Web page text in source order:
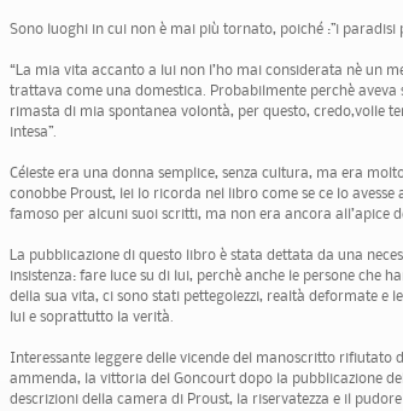
Sono luoghi in cui non è mai più tornato, poiché :”i paradisi
“La mia vita accanto a lui non l’ho mai considerata nè un
trattava come una domestica. Probabilmente perchè
rimasta di mia spontanea volontà, per questo, credo,volle
intesa”.
Céleste era una donna semplice, senza cultura, ma era
conobbe Proust, lei lo ricorda nel libro come se ce lo
famoso per alcuni suoi scritti, ma non era ancora all’apice
La pubblicazione di questo libro è stata dettata da una
insistenza: fare luce su di lui, perchè anche le persone che
della sua vita, ci sono stati pettegolezzi, realtà deformate e
lui e soprattutto la verità.
Interessante leggere delle vicende del manoscritto rifiutato
ammenda, la vittoria del Goncourt dopo la pubblicazione
descrizioni della camera di Proust, la riservatezza e il